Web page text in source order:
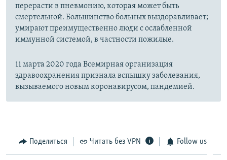
перерасти в пневмонию, которая может быть
смертельной. Большинство больных выздоравливает;
умирают преимущественно люди с ослабленной
иммунной системой, в частности пожилые.
11 марта 2020 года Всемирная организация
здравоохранения признала вспышку заболевания,
вызываемого новым коронавирусом, пандемией.
Поделиться Читать без VPN Follow us